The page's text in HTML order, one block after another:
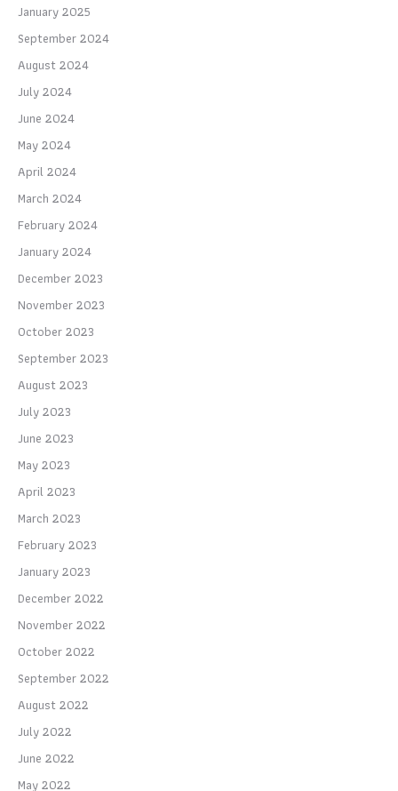
January 2025
September 2024
August 2024
July 2024
June 2024
May 2024
April 2024
March 2024
February 2024
January 2024
December 2023
November 2023
October 2023
September 2023
August 2023
July 2023
June 2023
May 2023
April 2023
March 2023
February 2023
January 2023
December 2022
November 2022
October 2022
September 2022
August 2022
July 2022
June 2022
May 2022